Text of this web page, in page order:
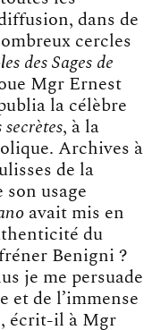
dans de
cercles
des Sages de
Mgr Ernest
la célèbre
, à la
Archives à
de la
usage
avait mis en
du
Benigni ?
je me persuade
et de l’immense
écrit-il à Mgr